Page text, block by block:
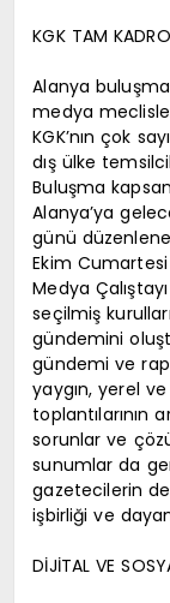
KGK TAM KADRO
Alanya
medya
KGK’nın çok
dış ülke
Buluşma
Alanya’ya
günü
Ekim
Medya
seçilmiş
gündemini
gündemi ve
yaygın, yerel
toplantılarının
sorunlar ve
sunumlar da
gazetecilerin
işbirliği ve
DİJİTAL VE